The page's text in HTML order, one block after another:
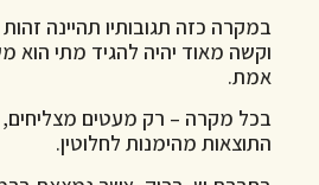
במקרה כזה תגובותיו תהיינה
וקשה מאוד יהיה להגיד מתי הוא
אמת.
בכל מקרה – רק מעטים מצליחים,
התוצאות מהימנות לחלוטין.